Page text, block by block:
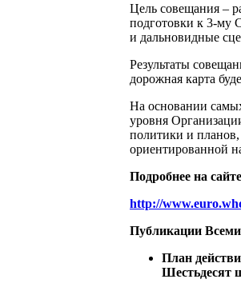
Цель совещания –
подготовки к 3-му
и дальновидные
Результаты
дорожная карта
На основании
уровня
политики и
ориентированной
Подробнее на
http://
Публикации
План
Шестьдесят